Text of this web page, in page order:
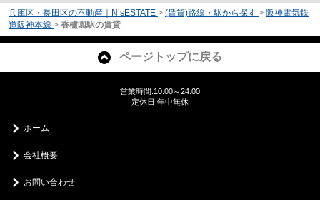
兵庫区・長田区の不動産｜N’sESTATE > (賃貸)路線・駅から探す > 阪神電気鉄
道阪神本線 > 香櫨園駅の賃貸
ページトップに戻る
営業時間:10:00～24:00
定休日:年中無休
ホーム
会社概要
お問い合わせ